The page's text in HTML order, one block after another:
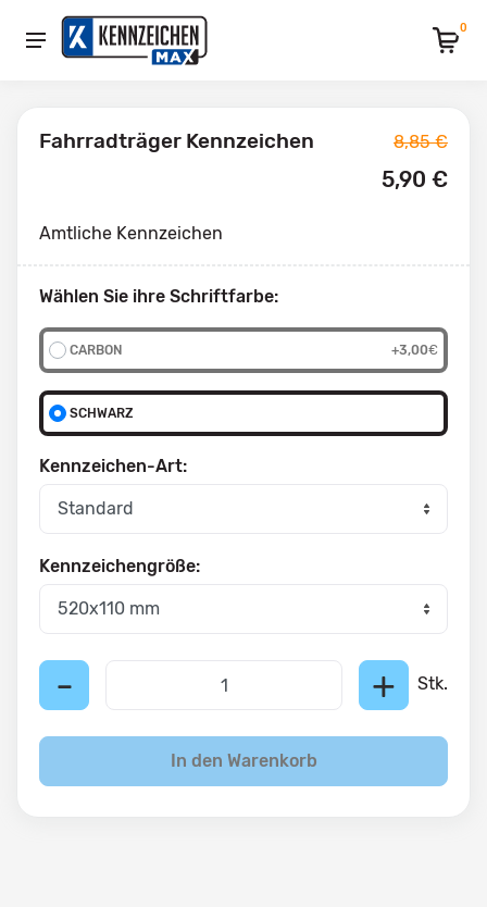
0
Fahrradträger Kennzeichen 8,85 €
5,90 €
Amtliche Kennzeichen
Wählen Sie ihre Schriftfarbe:
CARBON +3,00€
SCHWARZ
Kennzeichen-Art:
Kennzeichengröße:
- + Stk.
In den Warenkorb